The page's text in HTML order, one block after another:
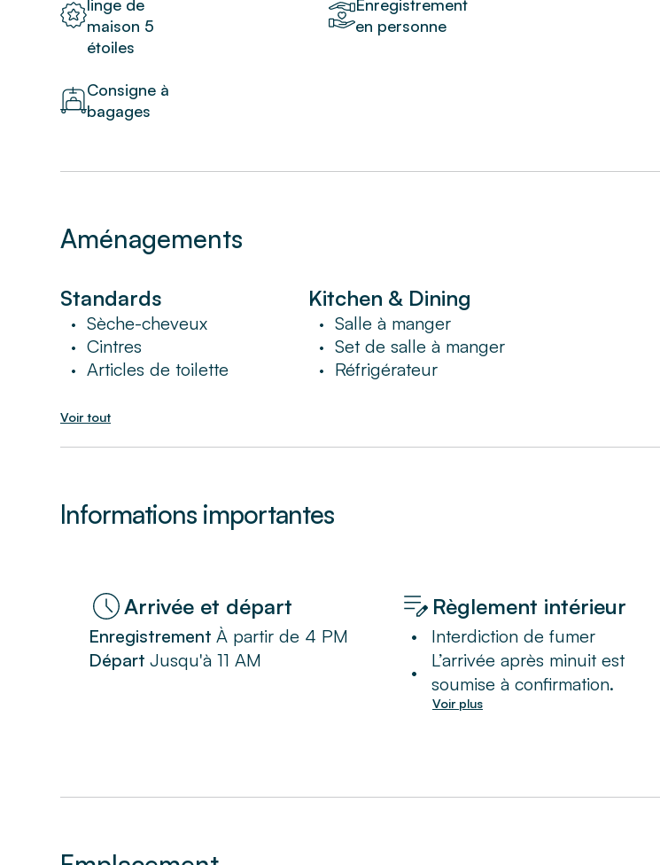
linge de
maison 5
étoiles
Enregistrement
en personne
Consigne à
bagages
Aménagements
Standards
• Sèche-cheveux
• Cintres
• Articles de toilette
Kitchen & Dining
• Salle à manger
• Set de salle à manger
• Réfrigérateur
Voir tout
Informations importantes
Arrivée et départ
Enregistrement À partir de 4 PM
Départ Jusqu'à 11 AM
Règlement intérieur
•
Interdiction de fumer
•
L’arrivée après minuit est
soumise à confirmation.
Voir plus